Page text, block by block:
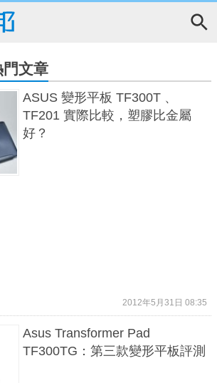
文章
ASUS 變形平板 TF300T 、
TF201 實際比較，塑膠比金屬
好？
2012年5月31日 08:35
Asus Transformer Pad
TF300TG：第三款變形平板評測